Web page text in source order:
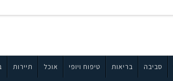
סביבה בריאות טיפוח ויופי אוכל תיירות